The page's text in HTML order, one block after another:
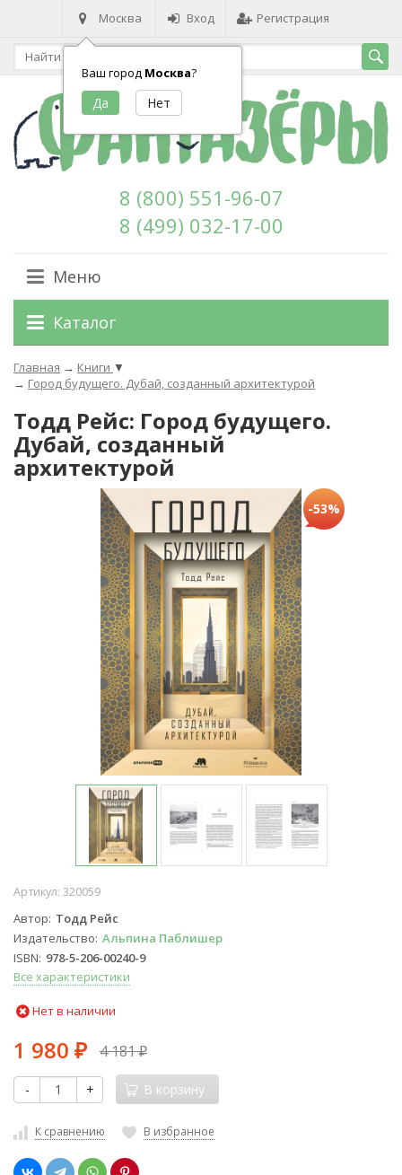
Москва
Ваш город Москва?
Вход Регистрация
8 (800) 551-96-07
8 (499) 032-17-00
Меню
Каталог
Главная → Книги ▼
→ Город будущего. Дубай, созданный архитектурой
Тодд Рейс: Город будущего.
Дубай, созданный
архитектурой
-53%
Артикул: 320059
Автор Тодд Рейс
Издательство Альпина Паблишер
ISBN 978-5-206-00240-9
Все характеристики
Нет в наличии
1 980 ₽ 4 181₽
- + В корзину
К сравнению В избранное